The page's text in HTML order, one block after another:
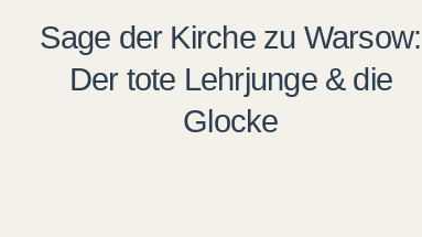
Sage der Kirche zu Warsow:
Der tote Lehrjunge & die
Glocke